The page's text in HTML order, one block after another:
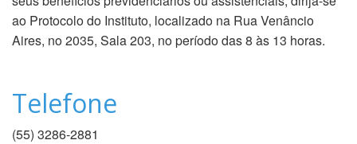
ao Protocolo do Instituto, localizado na Rua Venâncio
Aires, no 2035, Sala 203, no período das 8 às 13 horas.
Telefone
(55) 3286-2881